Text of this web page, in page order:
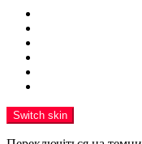
Switch skin